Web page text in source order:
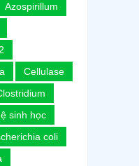
Azospirillum
Cellulase
sinh học
coli